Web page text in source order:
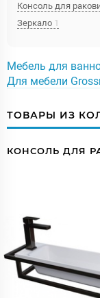
Консоль для
Зеркало 1
Мебель для
Для мебели
ТОВАРЫ ИЗ
КОНСОЛЬ ДЛЯ